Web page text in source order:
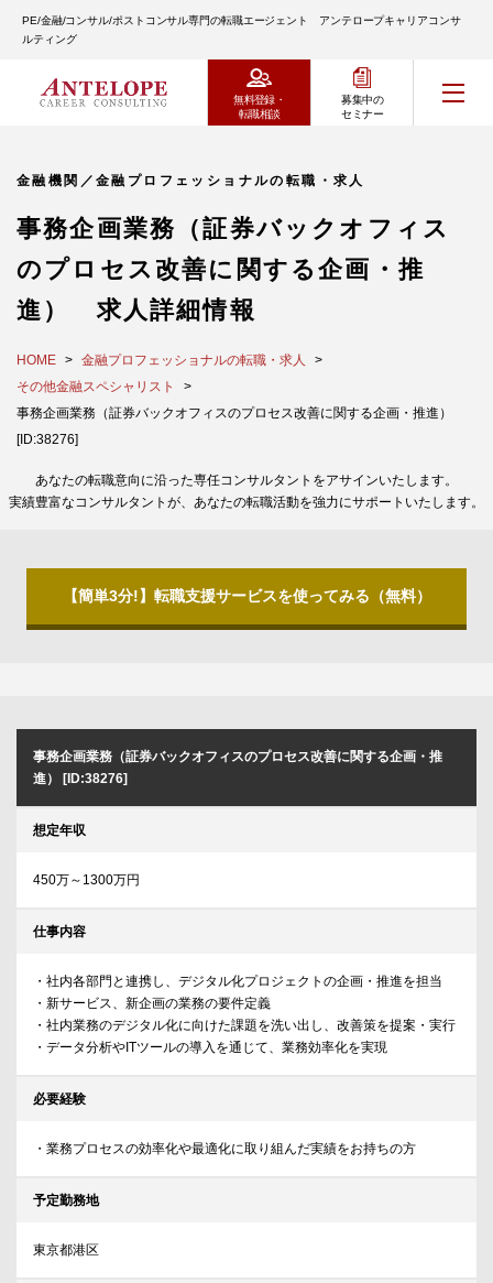
PE/金融/コンサル/ポストコンサル専門の転職エージェント アンテロープキャリアコンサ
ルティング
無料登録・
転職相談
募集中の
セミナー
金融機関／金融プロフェッショナルの転職・求人
事務企画業務（証券バックオフィス
のプロセス改善に関する企画・推
進） 求人詳細情報
HOME
金融プロフェッショナルの転職・求人
その他金融スペシャリスト
事務企画業務（証券バックオフィスのプロセス改善に関する企画・推進）
[ID:38276]
あなたの転職意向に沿った専任コンサルタントをアサインいたします。
実績豊富なコンサルタントが、あなたの転職活動を強力にサポートいたします。
【簡単3分!】転職支援サービスを使ってみる（無料）
事務企画業務（証券バックオフィスのプロセス改善に関する企画・推
進） [ID:38276]
想定年収
450万～1300万円
仕事内容
・社内各部門と連携し、デジタル化プロジェクトの企画・推進を担当
・新サービス、新企画の業務の要件定義
・社内業務のデジタル化に向けた課題を洗い出し、改善策を提案・実行
・データ分析やITツールの導入を通じて、業務効率化を実現
必要経験
・業務プロセスの効率化や最適化に取り組んだ実績をお持ちの方
予定勤務地
東京都港区